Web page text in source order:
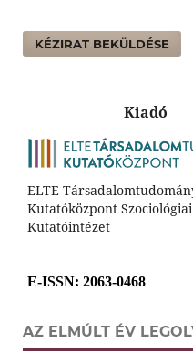
KÉZIRAT BEKÜLDÉSE
Kiadó
ELTE
Kutatóközpont Szociológiai
Kutatóintézet
E-ISSN: 2063-0468
AZ ELMÚLT ÉV